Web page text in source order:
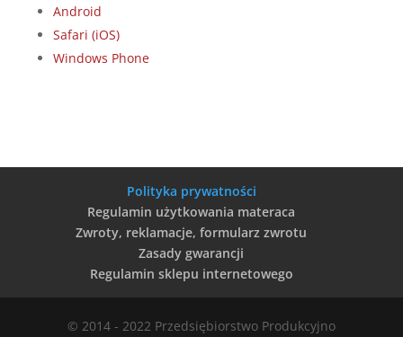
Android
Safari (iOS)
Windows Phone
Polityka prywatności
Regulamin użytkowania materaca
Zwroty, reklamacje, formularz zwrotu
Zasady gwarancji
Regulamin sklepu internetowego
© 2014 - 2022 Przedsiębiorstwo Produkcyjno